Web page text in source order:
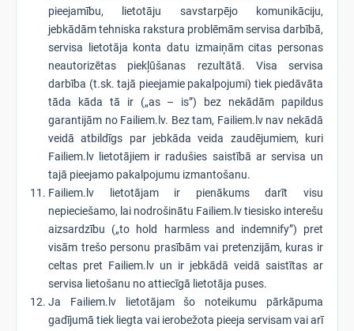
pieejamību, lietotāju savstarpējo komunikāciju,
jebkādām tehniska rakstura problēmām servisa darbībā,
servisa lietotāja konta datu izmaiņām citas personas
neautorizētas piekļūšanas rezultātā. Visa servisa
darbība (t.sk. tajā pieejamie pakalpojumi) tiek piedāvāta
tāda kāda tā ir („as – is”) bez nekādām papildus
garantijām no Failiem.lv. Bez tam, Failiem.lv nav nekādā
veidā atbildīgs par jebkāda veida zaudējumiem, kuri
Failiem.lv lietotājiem ir radušies saistībā ar servisa un
tajā pieejamo pakalpojumu izmantošanu.
Failiem.lv lietotājam ir pienākums darīt visu
nepieciešamo, lai nodrošinātu Failiem.lv tiesisko interešu
aizsardzību („to hold harmless and indemnify”) pret
visām trešo personu prasībām vai pretenzijām, kuras ir
celtas pret Failiem.lv un ir jebkādā veidā saistītas ar
servisa lietošanu no attiecīgā lietotāja puses.
Ja Failiem.lv lietotājam šo noteikumu pārkāpuma
gadījumā tiek liegta vai ierobežota pieeja servisam vai arī